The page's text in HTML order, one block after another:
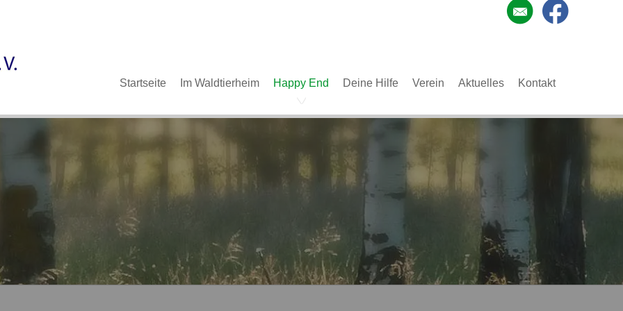
Navigation
überspringen
Startseite Im Waldtierheim Happy End Deine Hilfe Verein Aktuelles Kontakt